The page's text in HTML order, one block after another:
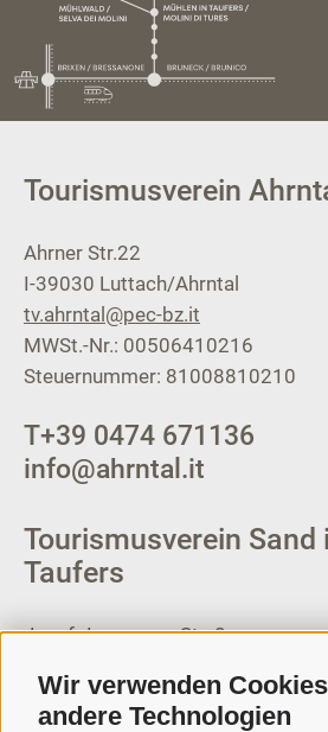
Wir verwenden
andere Technologien
Tourismusverein
Ahrner Str.22
I-39030 Luttach/Ahrntal
tv.ahrntal@pec-bz.it
MWSt.-Nr.: 00506410216
Steuernummer: 81008810210
T+39 0474 671136
info@ahrntal.it
Tourismusverein Sand
Taufers
Josef-Jungmann-Str. 8
MWSt.-Nr: 00518320213